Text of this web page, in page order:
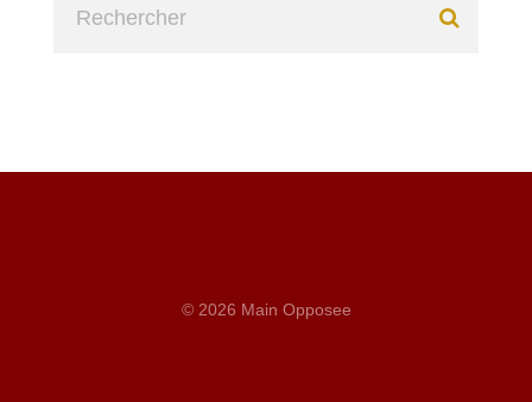
© 2026 Main Opposee